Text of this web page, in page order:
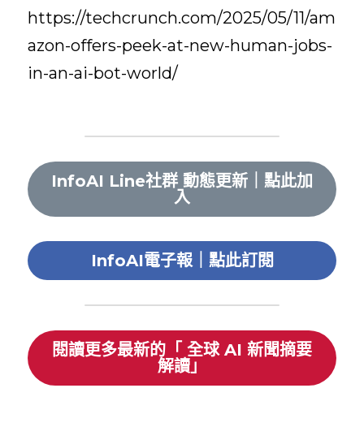
https://techcrunch.com/2025/05/11/am
azon-offers-peek-at-new-human-jobs-
in-an-ai-bot-world/
InfoAI Line社群 動態更新｜點此加
入
InfoAI電子報｜點此訂閱
閱讀更多最新的「 全球 AI 新聞摘要
解讀」